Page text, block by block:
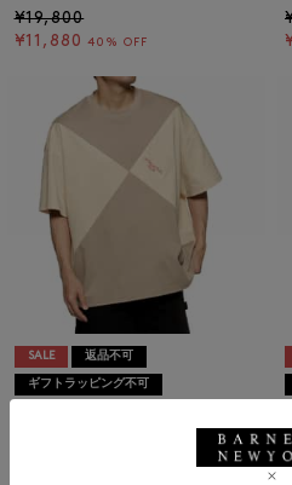
¥19,800
¥11,880 40% OFF
SALE 返品不可
ギフトラッピング不可
NAMESAKE＜ネームセイク＞プリ